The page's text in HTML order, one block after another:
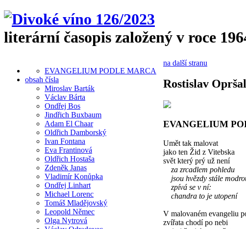
literární časopis založený v roce
EVANGELIUM PODLE MARCA
obsah čísla
Miroslav Barták
Václav Bárta
Ondřej Bos
Jindřich Buxbaum
Adam El Chaar
Oldřich Damborský
Ivan Fontana
Eva Frantinová
Oldřich Hostaša
Zdeněk Janas
Vladimír Konůpka
Ondřej Linhart
Michael Lorenc
Tomáš Mladějovský
Leopold Němec
Olga Nytrová
na další stranu
Rostislav Opršal
EVANGELIUM
Umět tak malovat
jako ten Žid z Vitebska
svět který prý už není
za zrcadlem pohledu
jsou hvězdy stále
zpívá se v ní:
chandra to je utopení
V malovaném evangeliu
zvířata chodí po nebi